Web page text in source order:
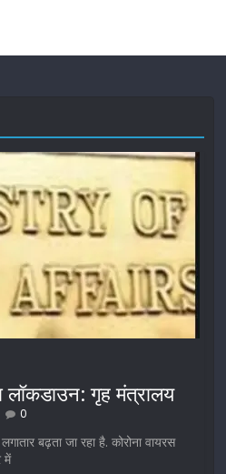
लॉकडाउन: गृह मंत्रालय
0
बढ़ता जा रहा है. कोरोना वायरस
में